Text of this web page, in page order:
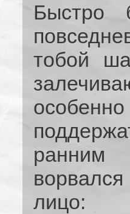
Быстро
тобой
лицо: